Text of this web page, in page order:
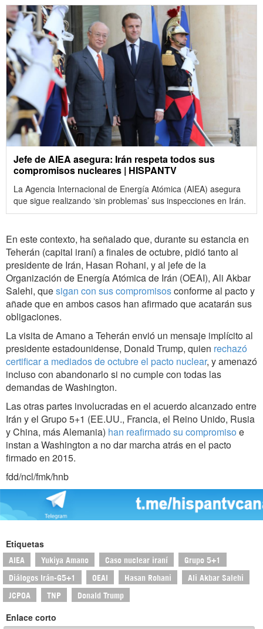
Jefe de AIEA asegura: Irán respeta todos sus
compromisos nucleares | HISPANTV
La Agencia Internacional de Energía Atómica (AIEA) asegura
que sigue realizando ‘sin problemas’ sus inspecciones en Irán.
En este contexto, ha señalado que, durante su estancia en
Teherán (capital iraní) a finales de octubre, pidió tanto al
presidente de Irán, Hasan Rohani, y al jefe de la
Organización de Energía Atómica de Irán (OEAI), Ali Akbar
Salehi, quesigan con sus compromisosconforme al pacto y
añade que en ambos casos han afirmado que acatarán sus
obligaciones.
La visita de Amano a Teherán envió un mensaje implícito al
presidente estadounidense, Donald Trump, quien rechazó
certificar a mediados de octubre el pacto nuclear, y amenazó
incluso con abandonarlo si no cumple con todas las
demandas de Washington.
Las otras partes involucradas en el acuerdo alcanzado entre
Irán y el Grupo 5+1 (EE.UU., Francia, el Reino Unido, Rusia
y China, más Alemania) han reafirmado su compromiso e
instan a Washington a no dar marcha atrás en el pacto
firmado en 2015.
fdd/ncl/fmk/hnb
Etiquetas
AIEA Yukiya Amano Caso nuclear iraní Grupo 5+1
Diálogos Irán-G5+1 OEAI Hasan Rohani Ali Akbar Salehi
JCPOA TNP Donald Trump
Enlace corto